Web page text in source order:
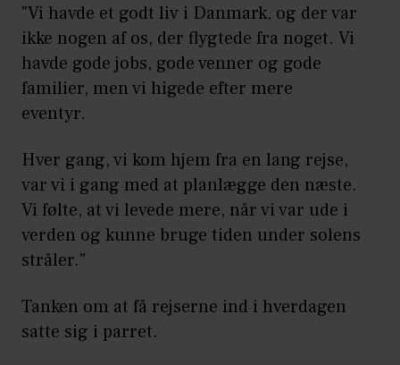
"Vi havde et godt liv i Danmark, og der var
ikke nogen af os, der flygtede fra noget. Vi
havde gode jobs, gode venner og gode
familier, men vi higede efter mere
eventyr.
Hver gang, vi kom hjem fra en lang rejse,
var vi i gang med at planlægge den næste.
Vi følte, at vi levede mere, når vi var ude i
verden og kunne bruge tiden under solens
stråler."
Tanken om at få rejserne ind i hverdagen
satte sig i parret.